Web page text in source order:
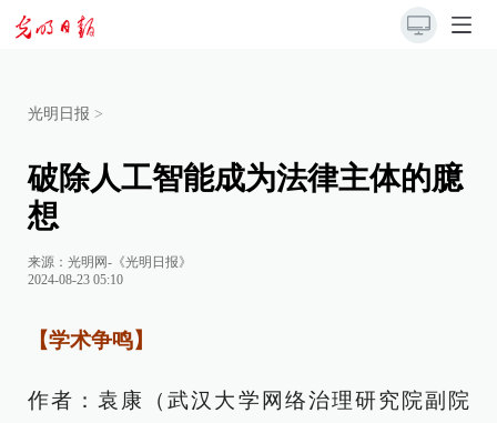
光明日报 >
破除人工智能成为法律主体的臆
想
来源： 光明网-《光明日报》
2024-08-23 05:10
【学术争鸣】
作者：袁康（武汉大学网络治理研究院副院